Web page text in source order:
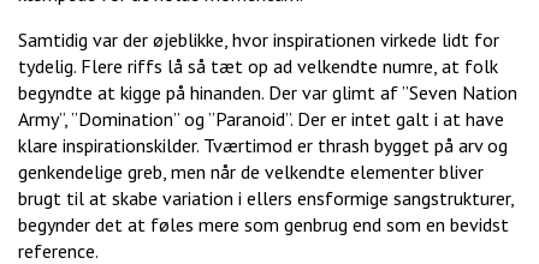
Samtidig var der øjeblikke, hvor inspirationen virkede lidt for
tydelig. Flere riffs lå så tæt op ad velkendte numre, at folk
begyndte at kigge på hinanden. Der var glimt af ”Seven Nation
Army”, ”Domination” og ”Paranoid”. Der er intet galt i at have
klare inspirationskilder. Tværtimod er thrash bygget på arv og
genkendelige greb, men når de velkendte elementer bliver
brugt til at skabe variation i ellers ensformige sangstrukturer,
begynder det at føles mere som genbrug end som en bevidst
reference.